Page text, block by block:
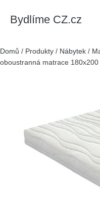
Bydlíme CZ.cz
Domů / Produkty / Nábytek /
oboustranná matrace